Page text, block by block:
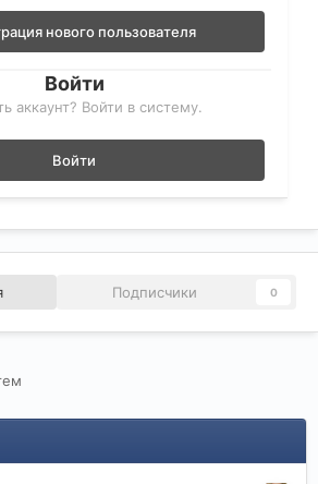
нового пользователя
Войти
аккаунт? Войти в систему.
Войти
Подписчики 0